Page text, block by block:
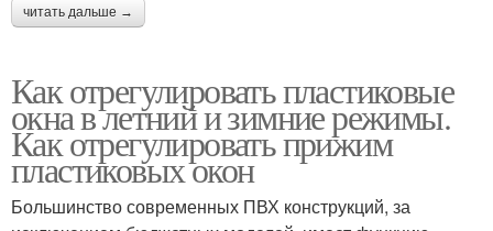
читать дальше →
Как отрегулировать пластиковые
окна в летний и зимние режимы.
Как отрегулировать прижим
пластиковых окон
Большинство современных ПВХ конструкций, за